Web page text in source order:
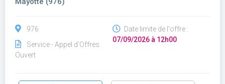
976
Service - Appel d'Offres
Ouvert
Date limite de l'offre :
07/09/2026 à 12h00